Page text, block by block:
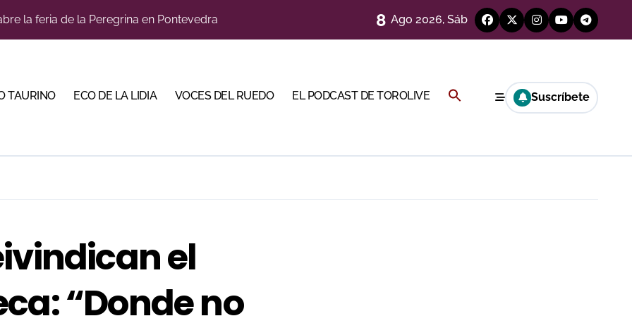
el sueño de vestirse de luces ante los suyos
de desafíos y variedad ganadera
la tercera tarde de Morante en la temporada portuense
8 Ago 2026, Sáb
TAURINO ECO DE LA LIDIA VOCES DEL RUEDO EL PODCAST DE TOROLIVE Buscar: Suscríbete
el
“Donde no